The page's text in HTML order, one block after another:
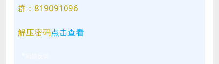
群：819091096
解压密码点击查看